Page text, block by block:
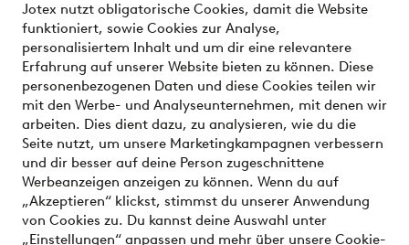
Jotex nutzt obligatorische Cookies, damit die Website
funktioniert, sowie Cookies zur Analyse,
personalisiertem Inhalt und um dir eine relevantere
Erfahrung auf unserer Website bieten zu können. Diese
personenbezogenen Daten und diese Cookies teilen wir
mit den Werbe- und Analyseunternehmen, mit denen wir
arbeiten. Dies dient dazu, zu analysieren, wie du die
Seite nutzt, um unsere Marketingkampagnen verbessern
und dir besser auf deine Person zugeschnittene
Werbeanzeigen anzeigen zu können. Wenn du auf
„Akzeptieren“ klickst, stimmst du unserer Anwendung
von Cookies zu. Du kannst deine Auswahl unter
„Einstellungen“ anpassen und mehr über unsere Cookie-
Visit Ellos
Sichere Zahlungen - Jetzt bezahlen oder aufteilen
Möchtest du mehr über unsere
Zahlungsmöglichkeitenerfahren?